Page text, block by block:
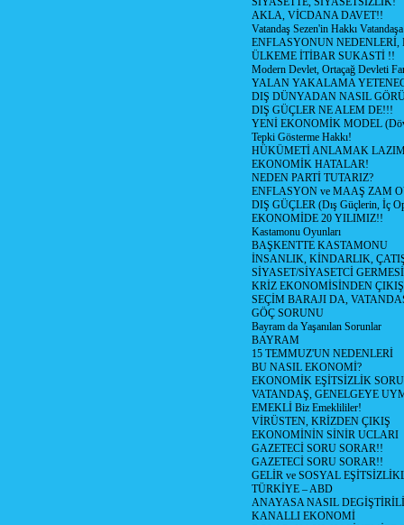
AKLA, VİCDANA DAVET!!
Vatandaş Sezen'in Hakkı
ENFLASYONUN NEDENLERİ,
ÜLKEME İTİBAR SUKASTİ !!
Modern Devlet, Ortaçağ Devleti
YALAN YAKALAMA
DIŞ DÜNYADAN NASIL
DIŞ GÜÇLER NE ALEM DE!!!
YENİ EKONOMİK MODEL
Tepki Gösterme Hakkı!
HÜKÜMETİ ANLAMAK
EKONOMİK HATALAR!
NEDEN PARTİ TUTARIZ?
ENFLASYON ve MAAŞ ZAM
DIŞ GÜÇLER (Dış Güçlerin, İç
EKONOMİDE 20 YILIMIZ!!
Kastamonu Oyunları
BAŞKENTTE KASTAMONU
İNSANLIK, KİNDARLIK,
SİYASET/SİYASETCİ
KRİZ EKONOMİSİNDEN ÇIKIŞ
SEÇİM BARAJI DA,
GÖÇ SORUNU
Bayram da Yaşanılan Sorunlar
BAYRAM
15 TEMMUZ'UN NEDENLERİ
BU NASIL EKONOMİ?
EKONOMİK EŞİTSİZLİK
VATANDAŞ, GENELGEYE
EMEKLİ Biz Emeklililer!
VİRÜSTEN, KRİZDEN ÇIKIŞ
EKONOMİNİN SİNİR UCLARI
GAZETECİ SORU SORAR!!
GAZETECİ SORU SORAR!!
GELİR ve SOSYAL
TÜRKİYE – ABD
ANAYASA NASIL
KANALLI EKONOMİ